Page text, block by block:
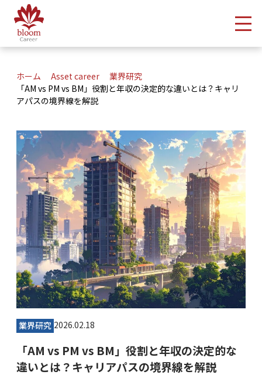
メ
ホーム Asset career
業界研究
「AM vs PM vs BM」役割と年収の決定的な違いとは？キャリ
アパスの境界線を解説
業界研究 2026.02.18
「AM vs PM vs BM」役割と年収の決定的な
違いとは？キャリアパスの境界線を解説